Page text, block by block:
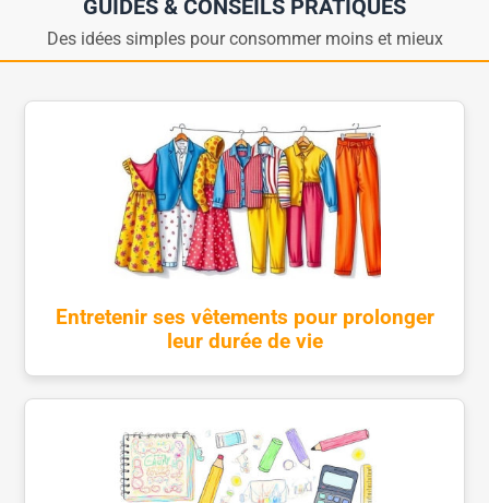
GUIDES & CONSEILS PRATIQUES
Des idées simples pour consommer moins et mieux
Entretenir ses vêtements pour prolonger
leur durée de vie